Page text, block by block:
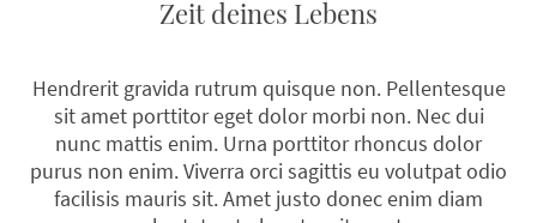
Zeit deines Lebens
Hendrerit gravida rutrum quisque non. Pellentesque
sit amet porttitor eget dolor morbi non. Nec dui
nunc mattis enim. Urna porttitor rhoncus dolor
purus non enim. Viverra orci sagittis eu volutpat odio
facilisis mauris sit. Amet justo donec enim diam